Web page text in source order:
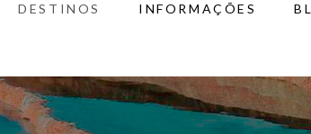
DESTINOS INFORMAÇÕES